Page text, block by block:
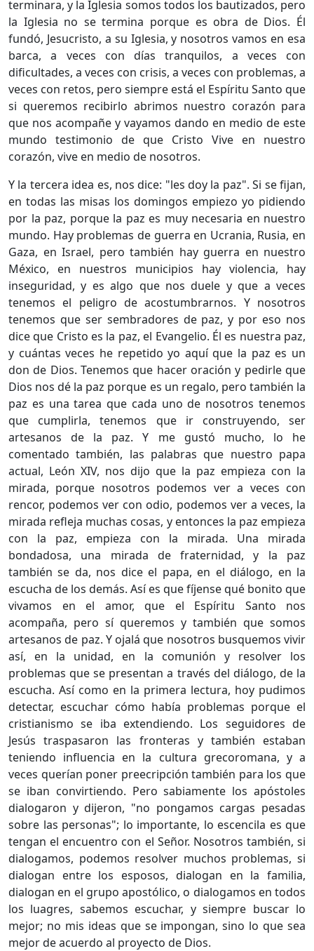
terminara, y la Iglesia somos todos los bautizados, pero
la Iglesia no se termina porque es obra de Dios. Él
fundó, Jesucristo, a su Iglesia, y nosotros vamos en esa
barca, a veces con días tranquilos, a veces con
dificultades, a veces con crisis, a veces con problemas, a
veces con retos, pero siempre está el Espíritu Santo que
si queremos recibirlo abrimos nuestro corazón para
que nos acompañe y vayamos dando en medio de este
mundo testimonio de que Cristo Vive en nuestro
corazón, vive en medio de nosotros.
Y la tercera idea es, nos dice: "les doy la paz". Si se fijan,
en todas las misas los domingos empiezo yo pidiendo
por la paz, porque la paz es muy necesaria en nuestro
mundo. Hay problemas de guerra en Ucrania, Rusia, en
Gaza, en Israel, pero también hay guerra en nuestro
México, en nuestros municipios hay violencia, hay
inseguridad, y es algo que nos duele y que a veces
tenemos el peligro de acostumbrarnos. Y nosotros
tenemos que ser sembradores de paz, y por eso nos
dice que Cristo es la paz, el Evangelio. Él es nuestra paz,
y cuántas veces he repetido yo aquí que la paz es un
don de Dios. Tenemos que hacer oración y pedirle que
Dios nos dé la paz porque es un regalo, pero también la
paz es una tarea que cada uno de nosotros tenemos
que cumplirla, tenemos que ir construyendo, ser
artesanos de la paz. Y me gustó mucho, lo he
comentado también, las palabras que nuestro papa
actual, León XIV, nos dijo que la paz empieza con la
mirada, porque nosotros podemos ver a veces con
rencor, podemos ver con odio, podemos ver a veces, la
mirada refleja muchas cosas, y entonces la paz empieza
con la paz, empieza con la mirada. Una mirada
bondadosa, una mirada de fraternidad, y la paz
también se da, nos dice el papa, en el diálogo, en la
escucha de los demás. Así es que fíjense qué bonito que
vivamos en el amor, que el Espíritu Santo nos
acompaña, pero sí queremos y también que somos
artesanos de paz. Y ojalá que nosotros busquemos vivir
así, en la unidad, en la comunión y resolver los
problemas que se presentan a través del diálogo, de la
escucha. Así como en la primera lectura, hoy pudimos
detectar, escuchar cómo había problemas porque el
cristianismo se iba extendiendo. Los seguidores de
Jesús traspasaron las fronteras y también estaban
teniendo influencia en la cultura grecoromana, y a
veces querían poner preecripción también para los que
se iban convirtiendo. Pero sabiamente los apóstoles
dialogaron y dijeron, "no pongamos cargas pesadas
sobre las personas"; lo importante, lo escencila es que
tengan el encuentro con el Señor. Nosotros también, si
dialogamos, podemos resolver muchos problemas, si
dialogan entre los esposos, dialogan en la familia,
dialogan en el grupo apostólico, o dialogamos en todos
los luagres, sabemos escuchar, y siempre buscar lo
mejor; no mis ideas que se impongan, sino lo que sea
mejor de acuerdo al proyecto de Dios.